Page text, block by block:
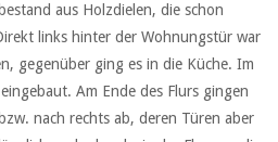
aus Holzdielen, die schon
links hinter der Wohnungstür war
gegenüber ging es in die Küche. Im
Am Ende des Flurs gingen
nach rechts ab, deren Türen aber